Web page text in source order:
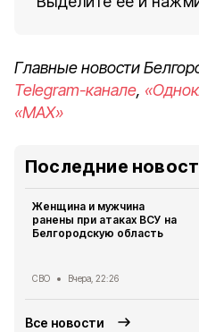
Главные новости
Telegram-канале,
«MAX»
Последние
Женщина и мужчина
ранены при атаках ВСУ на
Белгородскую область
СВО Вчера, 22:26
Все новости